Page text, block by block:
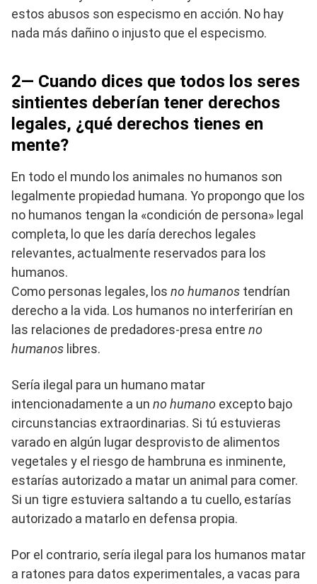
estos abusos son especismo en acción. No hay
nada más dañino o injusto que el especismo.
2— Cuando dices que todos los seres
sintientes deberían tener derechos
legales, ¿qué derechos tienes en
mente?
En todo el mundo los animales no humanos son
legalmente propiedad humana. Yo propongo que los
no humanos tengan la «condición de persona» legal
completa, lo que les daría derechos legales
relevantes, actualmente reservados para los
humanos.
Como personas legales, los no humanos tendrían
derecho a la vida. Los humanos no interferirían en
las relaciones de predadores-presa entre no
humanos libres.
Sería ilegal para un humano matar
intencionadamente a un no humano excepto bajo
circunstancias extraordinarias. Si tú estuvieras
varado en algún lugar desprovisto de alimentos
vegetales y el riesgo de hambruna es inminente,
estarías autorizado a matar un animal para comer.
Si un tigre estuviera saltando a tu cuello, estarías
autorizado a matarlo en defensa propia.
Por el contrario, sería ilegal para los humanos matar
a ratones para datos experimentales, a vacas para